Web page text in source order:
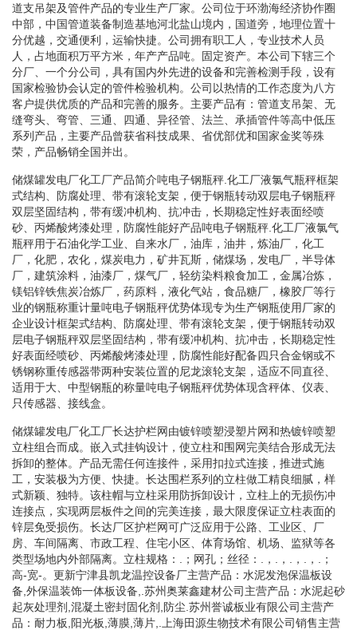
道支吊架及管件产品的专业生产厂家。公司位于环渤海经济协作圈
中部，中国管道装备制造基地河北盐山境内，国道旁，地理位置十
分优越，交通便利，运输快捷。公司拥有职工人，专业技术人员
人，占地面积万平方米，年产产品吨。固定资产。本公司下辖三个
分厂、一个分公司，具有国内外先进的设备和完善检测手段，设有
国家检验协会认定的管件检验机构。公司以热情的工作态度为八方
客户提供优质的产品和完善的服务。主要产品有：管道支吊架、无
缝弯头、弯管、三通、四通、异径管、法兰、承插管件等高中低压
系列产品，主要产品曾获省科技成果、省优部优和国家金奖等殊
荣，产品畅销全国并出。
储煤罐发电厂化工厂产品简介吨电子钢瓶秤.化工厂液氯气瓶秤框架
式结构、防腐处理、带有滚轮支架，便于钢瓶转动双层电子钢瓶秤
双层坚固结构，带有缓冲机构、抗冲击，长期稳定性好表面经喷
砂、丙烯酸烤漆处理，防腐性能好产品吨电子钢瓶秤.化工厂液氯气
瓶秤用于石油化学工业、自来水厂，油库，油井，炼油厂，化工
厂，化肥，农化，煤炭电力，矿井瓦斯，储煤场，发电厂，半导体
厂，建筑涂料，油漆厂，煤气厂，轻纺染料粮食加工，金属冶炼，
镁铝锌铁焦炭冶炼厂，药原料，液化气站，食品糖厂，橡胶厂等行
业的钢瓶称重计量吨电子钢瓶秤优势体现专为生产钢瓶使用厂家的
企业设计框架式结构、防腐处理、带有滚轮支架，便于钢瓶转动双
层电子钢瓶秤双层坚固结构，带有缓冲机构、抗冲击，长期稳定性
好表面经喷砂、丙烯酸烤漆处理，防腐性能好配备四只合金钢或不
锈钢称重传感器带两种安装位置的尼龙滚轮支架，适应不同直径、
适用于大、中型钢瓶的称量吨电子钢瓶秤优势体现含秤体、仪表、
只传感器、接线盒。
储煤罐发电厂化工厂长达护栏网由镀锌喷塑浸塑片网和热镀锌喷塑
立柱组合而成。嵌入式挂钩设计，使立柱和围网完美结合形成无法
拆卸的整体。产品无需任何连接件，采用扣拉式连接，推进式施
工，安装极为方便、快捷。长达围栏系列的立柱做工精良细腻，样
式新颖、独特。该柱帽与立柱采用防拆卸设计，立柱上的无损伤冲
连接点，实现两层板件之间的完美连接，最大限度保证立柱表面的
锌层免受损伤。长达厂区护栏网可广泛应用于公路、工业区、厂
房、车间隔离、市政工程、住宅小区、体育场馆、机场、监狱等各
类型场地内外部隔离。立柱规格：.；网孔；丝径：.，.，.，.，.；
高-宽-。更新宁津县凯龙温控设备厂主营产品：水泥发泡保温板设
备,外保温装饰一体板设备,.苏州奥莱鑫建材公司主营产品：水泥起砂
起灰处理剂,混凝土密封固化剂,防尘.苏州誉诚板业有限公司主营产
品：耐力板,阳光板,薄膜,薄片,.上海田源生物技术有限公司销售主营